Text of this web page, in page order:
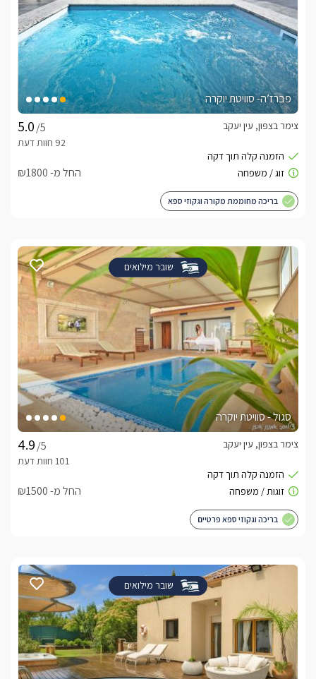
פברז’ה- סוויטת יוקרה
/5
צימר בצפון, עין יעקב
החל מ- ₪1800
בריכה מחוממת מקורה וגקוזי ספא
שובר מילואים
סגול - סוויטת יוקרה
/5
צימר בצפון, עין יעקב
החל מ- ₪1500
בריכה וגקוזי ספא פרטיים
שובר מילואים